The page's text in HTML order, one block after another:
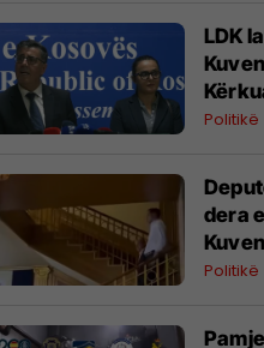
LDK
Politikë
dera
Politikë